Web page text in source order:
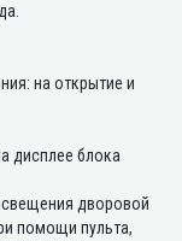
на открытие и
дисплее блока
дворовой
помощи пульта,